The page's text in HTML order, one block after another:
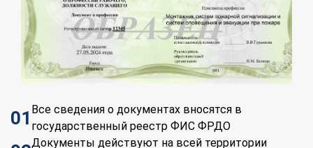
01 Все сведения о документах вносятся в
государственный реестр ФИС ФРДО
Документы действуют на всей территории